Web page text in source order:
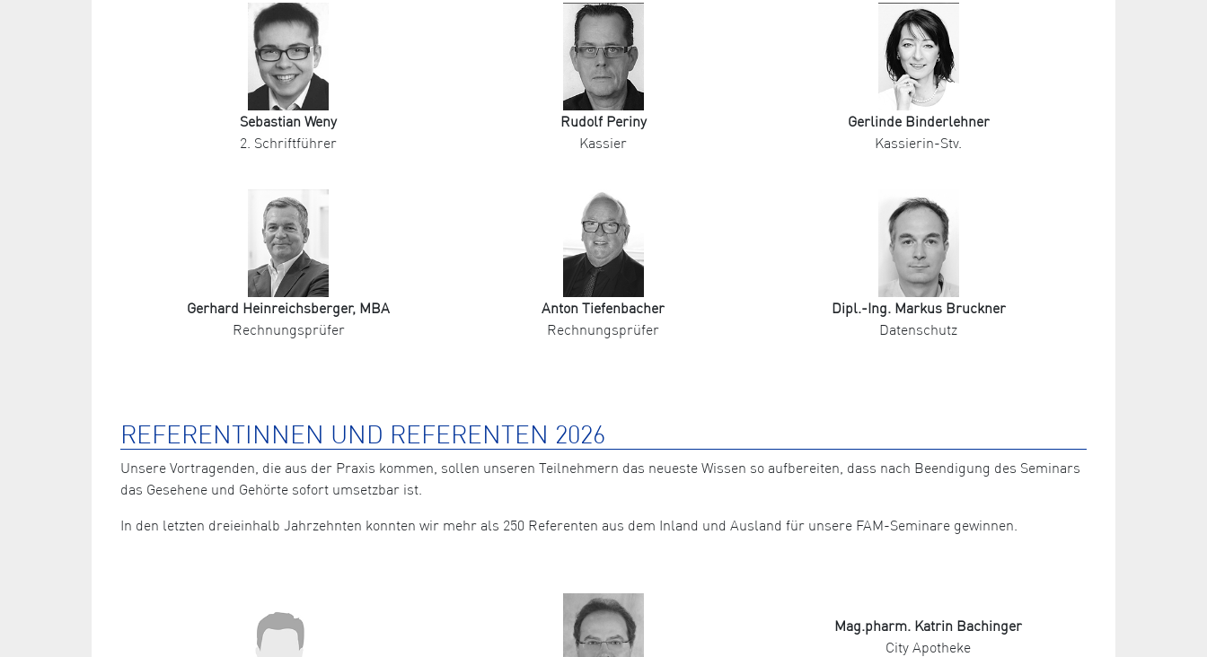
Sebastian Weny
2. Schriftführer
Rudolf Periny
Kassier
Gerlinde Binderlehner
Kassierin-Stv.
Gerhard Heinreichsberger, MBA
Rechnungsprüfer
Anton Tiefenbacher
Rechnungsprüfer
Dipl.-Ing. Markus Bruckner
Datenschutz
REFERENTINNEN UND REFERENTEN 2026
Unsere Vortragenden, die aus der Praxis kommen, sollen unseren Teilnehmern das neueste Wissen so aufbereiten, dass nach Beendigung des Seminars
das Gesehene und Gehörte sofort umsetzbar ist.
In den letzten dreieinhalb Jahrzehnten konnten wir mehr als 250 Referenten aus dem Inland und Ausland für unsere FAM-Seminare gewinnen.
Mag.pharm. Katrin Bachinger
City Apotheke